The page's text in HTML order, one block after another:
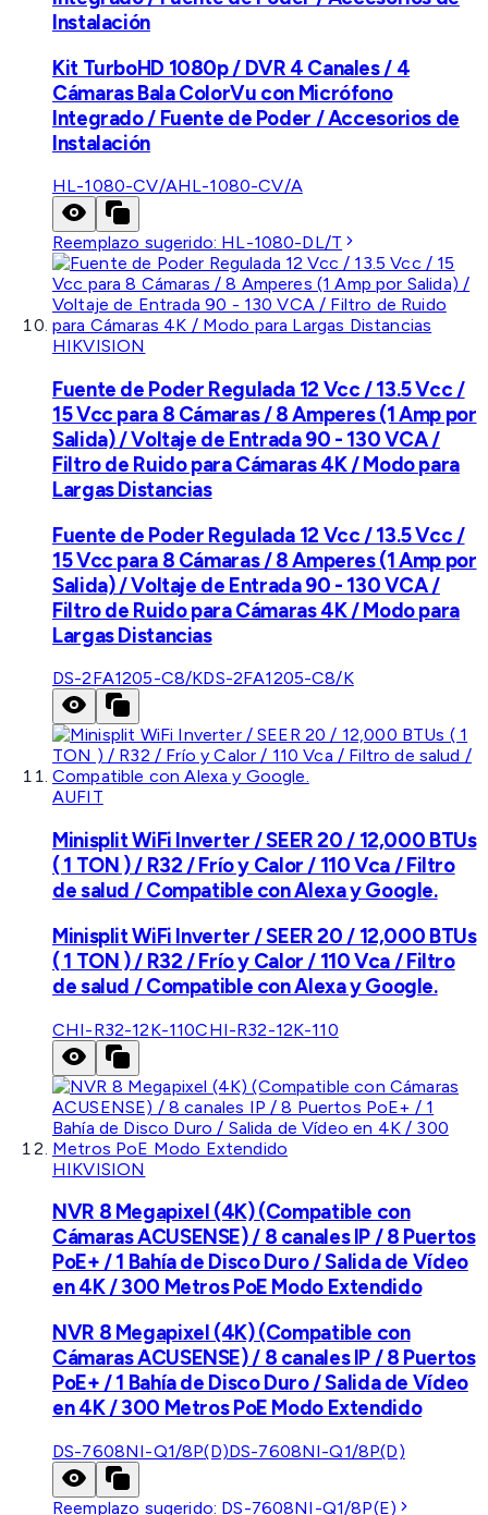
Instalación
Kit TurboHD 1080p / DVR 4 Canales / 4
Cámaras Bala ColorVu con Micrófono
Integrado / Fuente de Poder / Accesorios de
Instalación
HL-1080-CV/AHL-1080-CV/A
Reemplazo sugerido: HL-1080-DL/T
HIKVISION
Fuente de Poder Regulada 12 Vcc / 13.5 Vcc /
15 Vcc para 8 Cámaras / 8 Amperes (1 Amp por
Salida) / Voltaje de Entrada 90 - 130 VCA /
Filtro de Ruido para Cámaras 4K / Modo para
Largas Distancias
Fuente de Poder Regulada 12 Vcc / 13.5 Vcc /
15 Vcc para 8 Cámaras / 8 Amperes (1 Amp por
Salida) / Voltaje de Entrada 90 - 130 VCA /
Filtro de Ruido para Cámaras 4K / Modo para
Largas Distancias
DS-2FA1205-C8/KDS-2FA1205-C8/K
AUFIT
Minisplit WiFi Inverter / SEER 20 / 12,000 BTUs
( 1 TON ) / R32 / Frío y Calor / 110 Vca / Filtro
de salud / Compatible con Alexa y Google.
Minisplit WiFi Inverter / SEER 20 / 12,000 BTUs
( 1 TON ) / R32 / Frío y Calor / 110 Vca / Filtro
de salud / Compatible con Alexa y Google.
CHI-R32-12K-110CHI-R32-12K-110
HIKVISION
NVR 8 Megapixel (4K) (Compatible con
Cámaras ACUSENSE) / 8 canales IP / 8 Puertos
PoE+ / 1 Bahía de Disco Duro / Salida de Vídeo
en 4K / 300 Metros PoE Modo Extendido
NVR 8 Megapixel (4K) (Compatible con
Cámaras ACUSENSE) / 8 canales IP / 8 Puertos
PoE+ / 1 Bahía de Disco Duro / Salida de Vídeo
en 4K / 300 Metros PoE Modo Extendido
DS-7608NI-Q1/8P(D)DS-7608NI-Q1/8P(D)
Reemplazo sugerido: DS-7608NI-Q1/8P(E)